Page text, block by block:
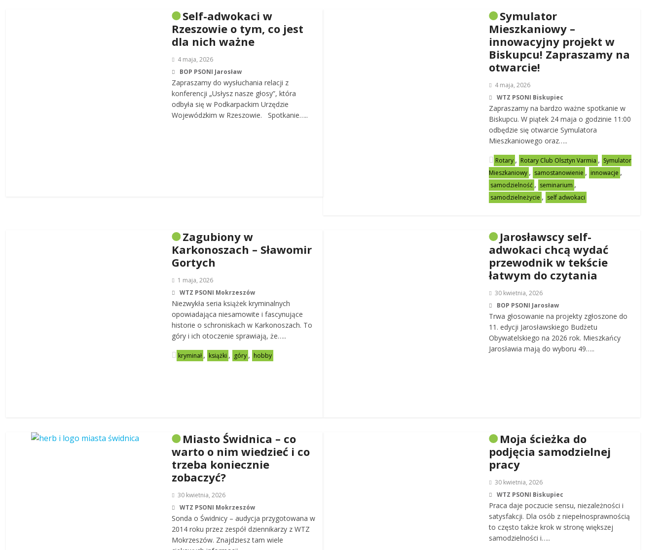
Self-adwokaci w
Rzeszowie o tym, co jest
dla nich ważne
4 maja, 2026
BOP PSONI Jarosław
Zapraszamy do wysłuchania relacji z
konferencji „Usłysz nasze głosy”, która
odbyła się w Podkarpackim Urzędzie
Wojewódzkim w Rzeszowie. Spotkanie…..
Symulator
Mieszkaniowy –
innowacyjny projekt w
Biskupcu! Zapraszamy na
otwarcie!
4 maja, 2026
WTZ PSONI Biskupiec
Zapraszamy na bardzo ważne spotkanie w
Biskupcu. W piątek 24 maja o godzinie 11:00
odbędzie się otwarcie Symulatora
Mieszkaniowego oraz…..
Rotary , Rotary Club Olsztyn Varmia , Symulator
Mieszkaniowy , samostanowienie , innowacje ,
samodzielność , seminarium ,
samodzielneżycie , self adwokaci
Zagubiony w
Karkonoszach – Sławomir
Gortych
1 maja, 2026
WTZ PSONI Mokrzeszów
Niezwykła seria książek kryminalnych
opowiadająca niesamowite i fascynujące
historie o schroniskach w Karkonoszach. To
góry i ich otoczenie sprawiają, że…..
kryminał , książki , góry , hobby
Jarosławscy self-
adwokaci chcą wydać
przewodnik w tekście
łatwym do czytania
30 kwietnia, 2026
BOP PSONI Jarosław
Trwa głosowanie na projekty zgłoszone do
11. edycji Jarosławskiego Budżetu
Obywatelskiego na 2026 rok. Mieszkańcy
Jarosławia mają do wyboru 49…..
Miasto Świdnica – co
warto o nim wiedzieć i co
trzeba koniecznie
zobaczyć?
30 kwietnia, 2026
WTZ PSONI Mokrzeszów
Sonda o Świdnicy – audycja przygotowana w
2014 roku przez zespół dziennikarzy z WTZ
Mokrzeszów. Znajdziesz tam wiele
Moja ścieżka do
podjęcia samodzielnej
pracy
30 kwietnia, 2026
WTZ PSONI Biskupiec
Praca daje poczucie sensu, niezależności i
satysfakcji. Dla osób z niepełnosprawnością
to często także krok w stronę większej
samodzielności i…..